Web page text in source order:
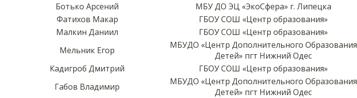
Ботько Арсений
МБУ ДО ЭЦ «ЭкоСфера» г. Липецка
Фатихов Макар
ГБОУ СОШ «Центр образования»
Малкин Даниил
ГБОУ СОШ «Центр образования»
Мельник Егор
МБУДО «Центр Дополнительного Образования
Детей» пгт Нижний Одес
Кадигроб Дмитрий
ГБОУ СОШ «Центр образования»
Габов Владимир
МБУДО «Центр Дополнительного Образования
Детей» пгт Нижний Одес